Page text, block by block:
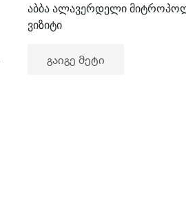
აბბა ალავერდელი
ვიზიტი
გაიგე მეტი